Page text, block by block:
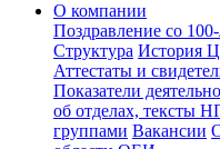
О компании
Поздравление со
Структура История
Аттестаты и
Показатели
об отделах, тексты
группами Вакансии